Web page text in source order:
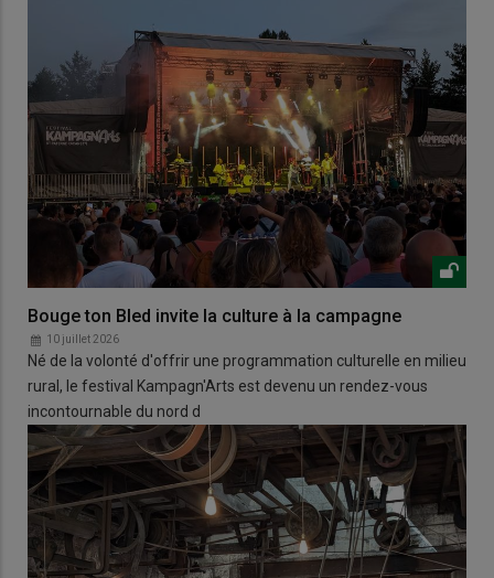
Bouge ton Bled invite la culture à la campagne
10 juillet 2026
Né de la volonté d'offrir une programmation culturelle en milieu
rural, le festival Kampagn'Arts est devenu un rendez-vous
incontournable du nord d